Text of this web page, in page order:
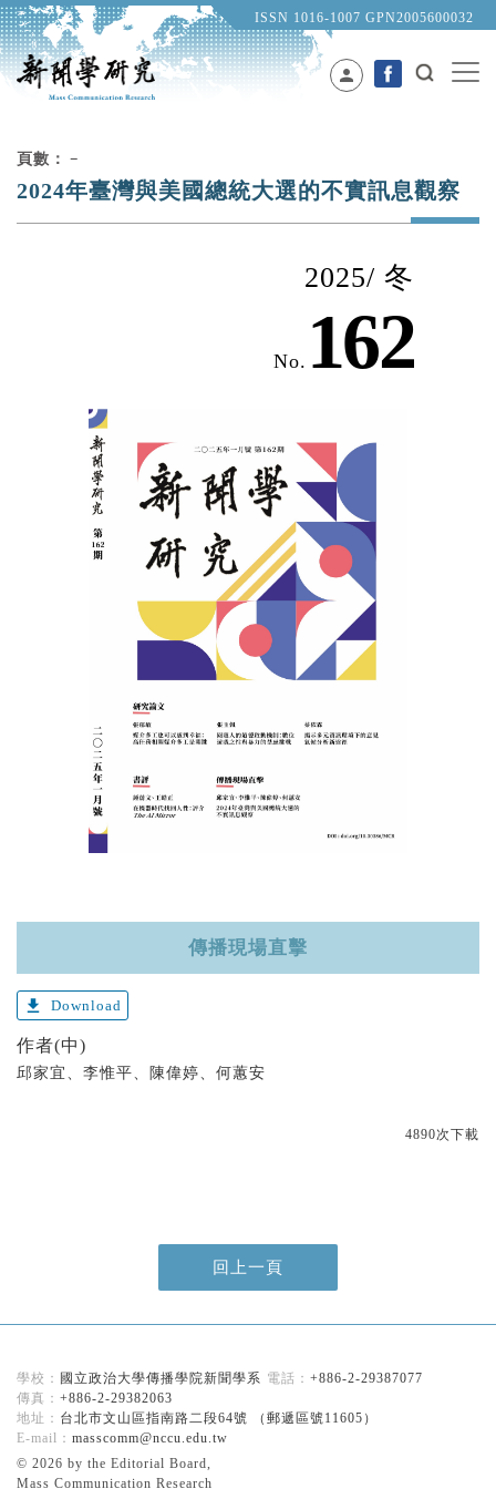
ISSN 1016-1007 GPN2005600032
person
頁數：﹣
2024年臺灣與美國總統大選的不實訊息觀察
傳播現場直擊
Download
get_app
作者(中)
邱家宜、李惟平、陳偉婷、何蕙安
4890次下載
2025/ 冬
No. 162
回上一頁
國立政治大學傳播學院新聞學系
+886-2-29387077
+886-2-29382063
台北市文山區指南路二段64號 （郵遞區號11605）
masscomm@nccu.edu.tw
© 2026 by the Editorial Board,
Mass Communication Research